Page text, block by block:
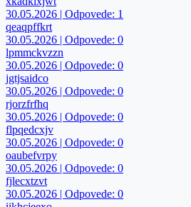
30.05.2026 | Odpovede: 1
qeaqpffkrt
30.05.2026 | Odpovede: 0
lpmmckvzzn
30.05.2026 | Odpovede: 0
jgtjsaidco
30.05.2026 | Odpovede: 0
rjorzfrfhq
30.05.2026 | Odpovede: 0
flpqedcxjv
30.05.2026 | Odpovede: 0
oaubefvrpy
30.05.2026 | Odpovede: 0
fjlecxtzvt
30.05.2026 | Odpovede: 0